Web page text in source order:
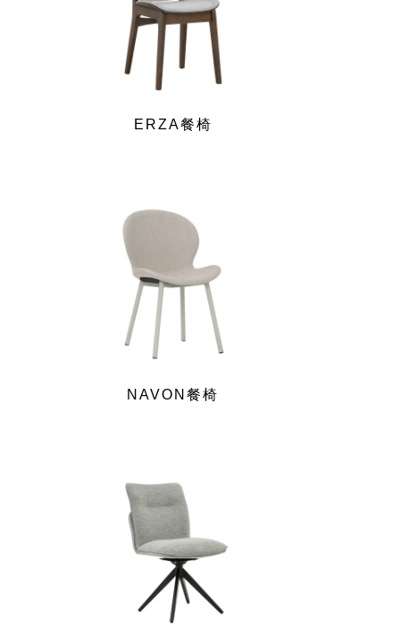
ERZA餐椅
NAVON餐椅